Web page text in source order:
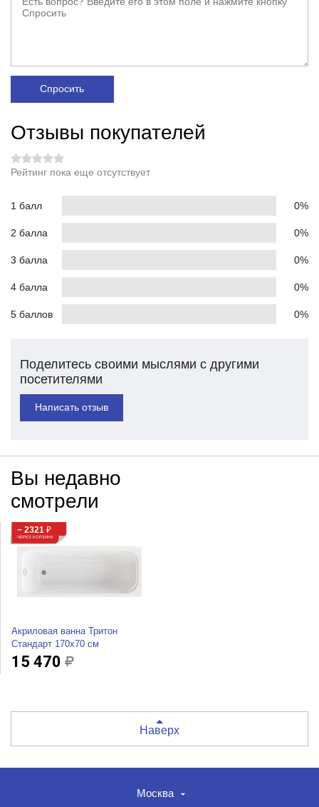
Спросить
Отзывы покупателей
Рейтинг пока еще отсутствует
1 балл 0%
2 балла 0%
3 балла 0%
4 балла 0%
5 баллов 0%
Поделитесь своими мыслями с другими
посетителями
Написать отзыв
Вы недавно
смотрели
− 2321 ₽
ЧЕРЕЗ КОРЗИНУ
Акриловая ванна Тритон
Стандарт 170х70 см
15 470
Наверх
Москва